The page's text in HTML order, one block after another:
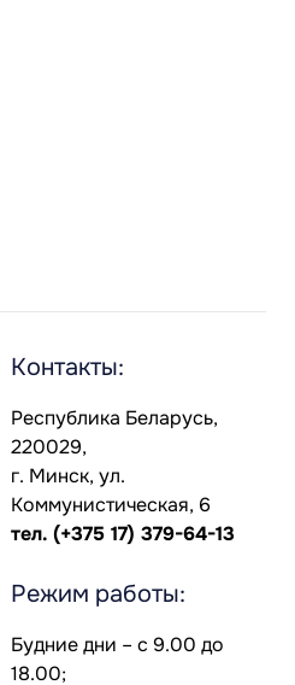
Контакты:
Республика Беларусь,
220029,
г. Минск, ул.
Коммунистическая, 6
тел. (+375 17) 379-64-13
Режим работы:
Будние дни – с 9.00 до
18.00;